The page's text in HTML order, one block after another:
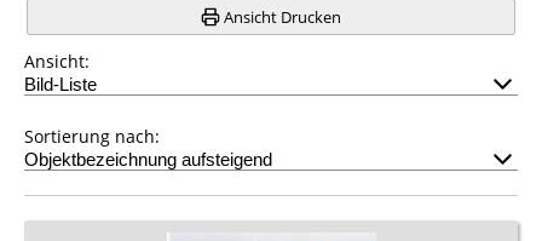
Ansicht Drucken
Ansicht:
Sortierung nach: